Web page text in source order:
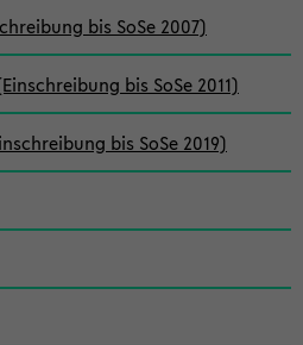
bis SoSe 2007)
bis SoSe 2011)
bis SoSe 2019)